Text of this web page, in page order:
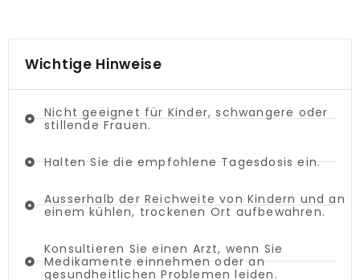
Wichtige Hinweise
Nicht geeignet für Kinder, schwangere oder
stillende Frauen.
Halten Sie die empfohlene Tagesdosis ein.
Ausserhalb der Reichweite von Kindern und an
einem kühlen, trockenen Ort aufbewahren.
Konsultieren Sie einen Arzt, wenn Sie
Medikamente einnehmen oder an
gesundheitlichen Problemen leiden.